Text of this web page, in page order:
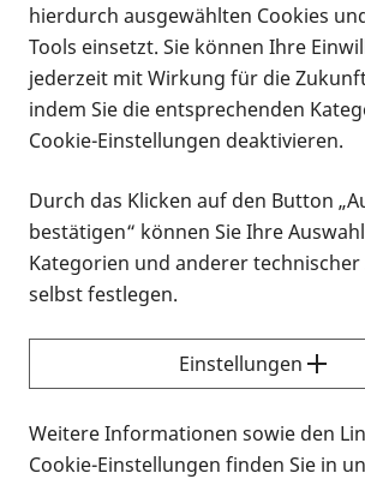
Infomaterial
Infomaterial
Vorlesen
Alle Infomaterialien in
Formaten an einem Ort
Sie möchten wissen, wie Sie nach
suchen und dieses bestellen bzw.
können? Schauen Sie sich die
Thema Infomaterial auf der PRO
für blinde und sehbehinderte
hierdurch ausgewählten Cookies
Tools einsetzt. Sie können Ihre
jederzeit mit Wirkung für die
indem Sie die entsprechenden
Cookie-Einstellungen deaktivieren.
Durch das Klicken auf den Button
bestätigen“ können Sie Ihre
Kategorien und anderer technischer
selbst festlegen.
Einstellungen
Weitere Informationen sowie den
Cookie-Einstellungen finden Sie in